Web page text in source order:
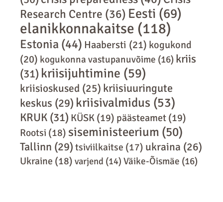
Research Centre (36) Eesti (69)
elanikkonnakaitse (118)
Estonia (44) Haabersti (21) kogukond
(20) kogukonna vastupanuvõime (16) kriis
(31) kriisijuhtimine (59)
kriisioskused (25) kriisiuuringute
keskus (29) kriisivalmidus (53)
KRUK (31) KÜSK (19) päästeamet (19)
Rootsi (18) siseministeerium (50)
Tallinn (29) tsiviilkaitse (17) ukraina (26)
Ukraine (18) varjend (14) Väike-Õismäe (16)